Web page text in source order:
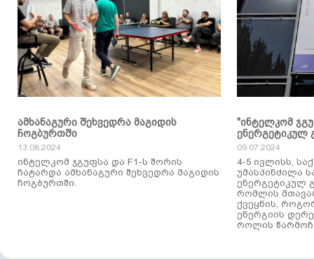
ამხანაგური შეხვედრა მაგიდის
ჩოგბურთში
13.08.2024
ინტელკომ ჯგუფსა და F1-ს შორის
ჩატარდა ამხანაგური შეხვედრა მაგიდის
ჩოგბურთში.
"ინტელკომ
ენერგეტიკულ
09.07.2024
4-5 ივლისს,
უმასპინძილა
ენერგეტიკულ
რომლის
ქვეყნის,
ენერგიის
როლის